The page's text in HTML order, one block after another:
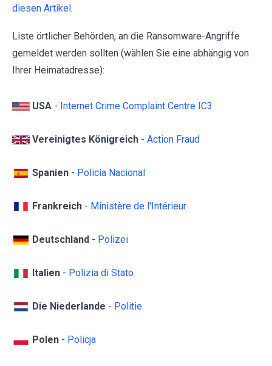
diesen Artikel.
Liste örtlicher Behörden, an die Ransomware-Angriffe
gemeldet werden sollten (wählen Sie eine abhängig von
Ihrer Heimatadresse):
USA - Internet Crime Complaint Centre IC3
Vereinigtes Königreich - Action Fraud
Spanien - Policía Nacional
Frankreich - Ministère de l'Intérieur
Deutschland - Polizei
Italien - Polizia di Stato
Die Niederlande - Politie
Polen - Policja